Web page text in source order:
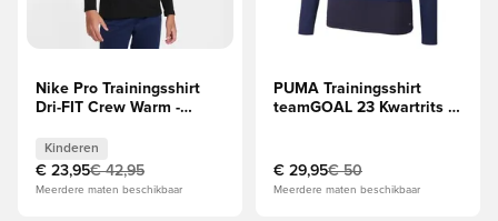
Nike Pro Trainingsshirt
Dri-FIT Crew Warm -
Kinderen
€ 23,95€ 42,95
Meerdere maten beschikbaar
PUMA Trainingsshirt
teamGOAL 23 Kwartrits -
€ 29,95€ 50
Meerdere maten beschikbaar